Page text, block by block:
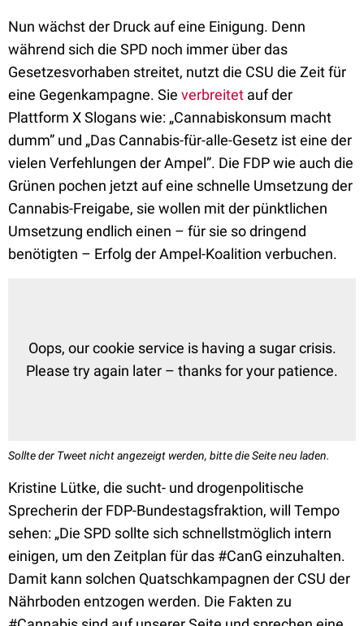
Nun wächst der Druck auf eine Einigung. Denn
während sich die SPD noch immer über das
Gesetzesvorhaben streitet, nutzt die CSU die Zeit für
eine Gegenkampagne. Sie verbreitet auf der
Plattform X Slogans wie: „Cannabiskonsum macht
dumm” und „Das Cannabis-für-alle-Gesetz ist eine der
vielen Verfehlungen der Ampel”. Die FDP wie auch die
Grünen pochen jetzt auf eine schnelle Umsetzung der
Cannabis-Freigabe, sie wollen mit der pünktlichen
Umsetzung endlich einen – für sie so dringend
benötigten – Erfolg der Ampel-Koalition verbuchen.
Oops, our cookie service is having a sugar crisis.
Please try again later – thanks for your patience.
Sollte der Tweet nicht angezeigt werden, bitte die Seite neu laden.
Kristine Lütke, die sucht- und drogenpolitische
Sprecherin der FDP-Bundestagsfraktion, will Tempo
sehen: „Die SPD sollte sich schnellstmöglich intern
einigen, um den Zeitplan für das #CanG einzuhalten.
Damit kann solchen Quatschkampagnen der CSU der
Nährboden entzogen werden. Die Fakten zu